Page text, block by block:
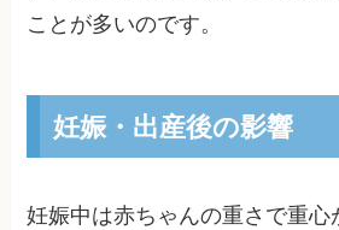
ことが多いのです。
妊娠・出産後の影響
妊娠中は赤ちゃんの重さで重心